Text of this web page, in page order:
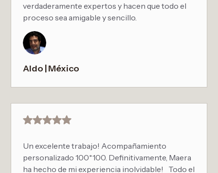
verdaderamente expertos y hacen que todo el
proceso sea amigable y sencillo.
Aldo | México
Un excelente trabajo! Acompañamiento
personalizado 100*100. Definitivamente, Maera
ha hecho de mi experiencia inolvidable! Todo el